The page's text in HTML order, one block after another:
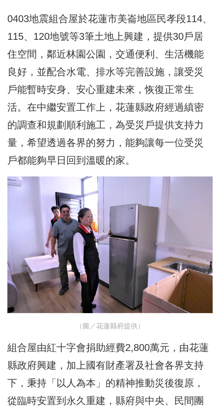
0403地震組合屋於花蓮市美崙地區民孝段114、
115、120地號等3筆土地上興建，提供30戶居
住空間，鄰近林園公園，交通便利、生活機能
良好，並配合水電、排水等完善設施，讓受災
戶能暫時安身、安心重建未來，恢復正常生
活。在中繼安置工作上，花蓮縣政府經過縝密
的調查和規劃順利施工，為受災戶提供支持力
量，希望透過各界的努力，能夠讓每一位受災
戶都能夠早日回到溫暖的家。
（圖／花蓮縣府提供）
組合屋由紅十字會捐助經費2,800萬元，由花蓮
縣政府興建，加上國有財產署及社會各界支持
下，秉持「以人為本」的精神推動災後復原，
從臨時安置到永久重建，縣府與中央、民間團